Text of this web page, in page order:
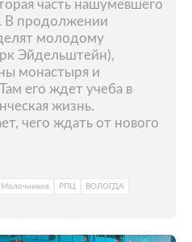
часть нашумевшего
В продолжении
молодому
Эйдельштейн),
монастыря и
его ждет учеба в
жизнь.
чего ждать от нового
Молочников РПЦ
ВОЛОГДА